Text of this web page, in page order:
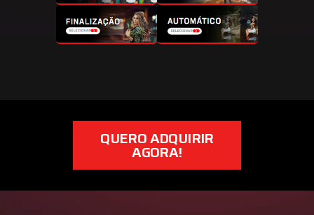
QUERO ADQUIRIR
AGORA!